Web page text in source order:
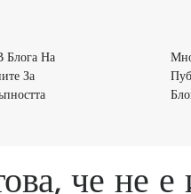
Блога На
За
Пост
За че не е